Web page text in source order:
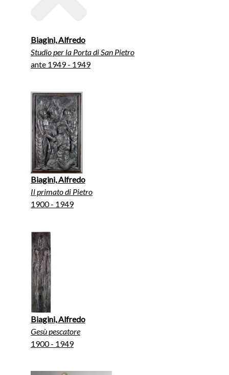
Biagini, Alfredo
Studio per la Porta di San Pietro
ante 1949 - 1949
Biagini, Alfredo
Il primato di Pietro
1900 - 1949
Biagini, Alfredo
Gesù pescatore
1900 - 1949